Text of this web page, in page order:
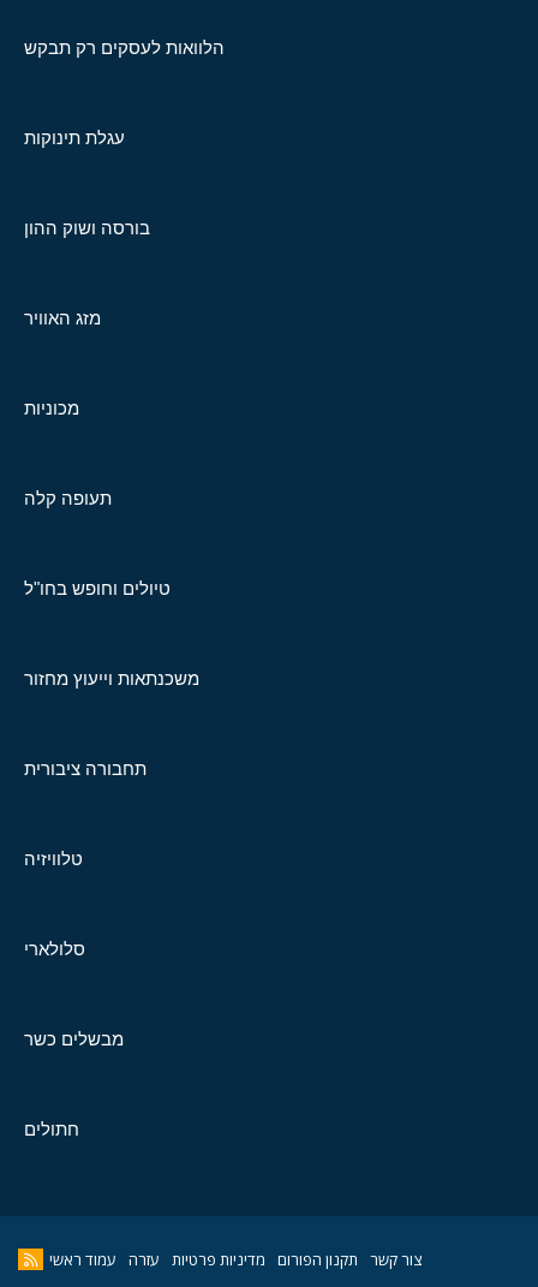
הלוואות לעסקים רק תבקש
עגלת תינוקות
בורסה ושוק ההון
מזג האוויר
מכוניות
תעופה קלה
טיולים וחופש בחו"ל
משכנתאות וייעוץ מחזור
תחבורה ציבורית
טלוויזיה
סלולארי
מבשלים כשר
חתולים
צור קשר תקנון הפורום מדיניות פרטיות עזרה עמוד ראשי